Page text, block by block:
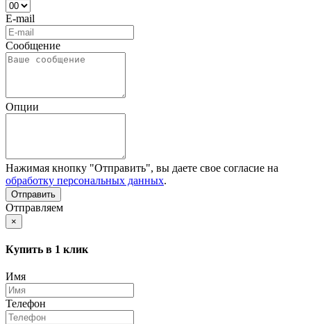
E-mail
Сообщение
Опции
Нажимая кнопку "Отправить", вы даете свое согласие на
обработку персональных данных.
Отправляем
×
Купить в 1 клик
Имя
Телефон